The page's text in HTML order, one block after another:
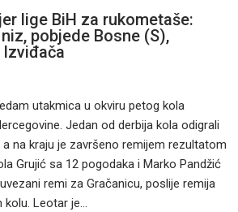
lige BiH za rukometaše:
pobjede Bosne (S),
utakmica u okviru petog kola
Jedan od derbija kola odigrali
a na kraju je završeno remijem rezultatom
Grujić sa 12 pogodaka i Marko Pandžić
remi za Gračanicu, poslije remija
kolu. Leotar je…